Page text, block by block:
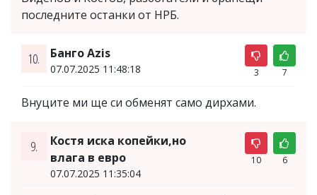
последните останки от НРБ.
10. Банго Azis
07.07.2025 11:48:18 3 7
Внуците ми ще си обменят само дирхами.
9.
Костя иска копейки,но
влага в евро
07.07.2025 11:35:04
10 6